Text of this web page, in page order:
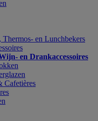
Thermos- en Lunchbekers
en Drankaccessoires
Cafetières